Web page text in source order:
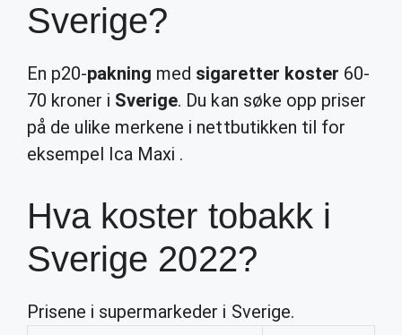
Sverige?
En p20-pakning med sigaretter koster 60-
70 kroner i Sverige. Du kan søke opp priser
på de ulike merkene i nettbutikken til for
eksempel Ica Maxi .
Hva koster tobakk i
Sverige 2022?
Prisene i supermarkeder i Sverige.